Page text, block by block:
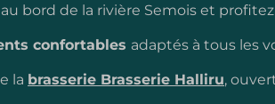
bord de la rivière Semois et
confortables adaptés à tous les
la brasserie Brasserie Halliru,